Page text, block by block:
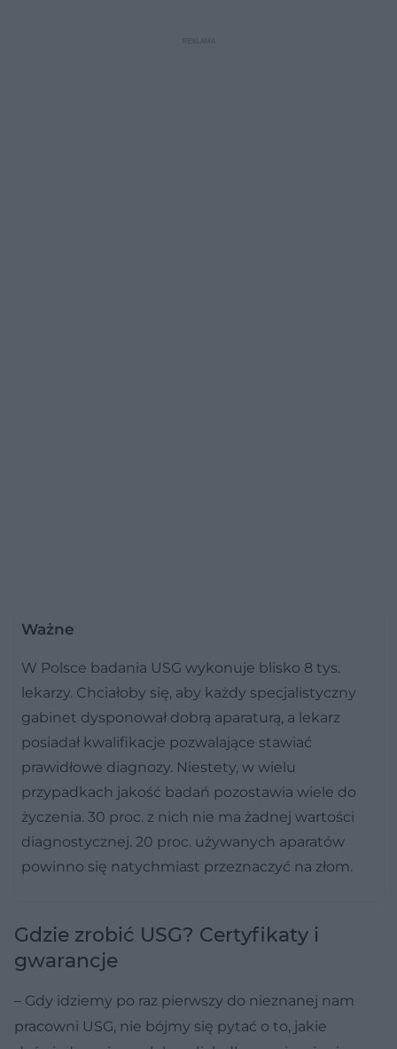
Ważne
W Polsce badania USG wykonuje blisko 8 tys.
lekarzy. Chciałoby się, aby każdy specjalistyczny
gabinet dysponował dobrą aparaturą, a lekarz
posiadał kwalifikacje pozwalające stawiać
prawidłowe diagnozy. Niestety, w wielu
przypadkach jakość badań pozostawia wiele do
życzenia. 30 proc. z nich nie ma żadnej wartości
diagnostycznej. 20 proc. używanych aparatów
powinno się natychmiast przeznaczyć na złom.
Gdzie zrobić USG? Certyfikaty i
gwarancje
– Gdy idziemy po raz pierwszy do nieznanej nam
pracowni USG, nie bójmy się pytać o to, jakie